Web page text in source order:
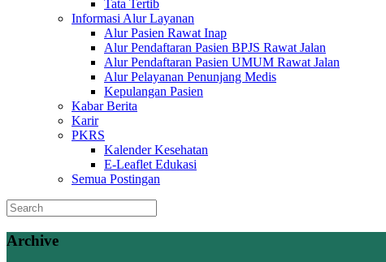
Tata Tertib
Informasi Alur Layanan
Alur Pasien Rawat Inap
Alur Pendaftaran Pasien BPJS Rawat Jalan
Alur Pendaftaran Pasien UMUM Rawat Jalan
Alur Pelayanan Penunjang Medis
Kepulangan Pasien
Kabar Berita
Karir
PKRS
Kalender Kesehatan
E-Leaflet Edukasi
Semua Postingan
Archive